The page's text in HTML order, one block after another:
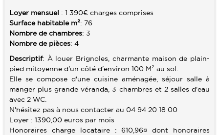
IMMEUBLES
TERRAINS
GARAGES
LOCAUX COMMERCIAUX
GESTION
RECHERCHER
SERVICES
ALERTE E-MAIL
VENDRE UN BIEN
CONTACT
Loyer mensuel : 1 390€ charges comprises
Surface habitable m²: 76
Nombre de chambres: 3
Nombre de pièces: 4
Descriptif: À louer Brignoles, charmante maison de plain-
pied mitoyenne d'un côté d'environ 100 M² au sol.
Elle se compose d'une cuisine aménagée, séjour salle à
manger plus grande véranda, 3 chambres et 2 salles d'eau
avec 2 WC.
N'hésitez pas à nous contacter au 04 94 20 18 00
Loyer : 1390,00 euros par mois
Honoraires charge locataire : 610,96¤ dont honoraires